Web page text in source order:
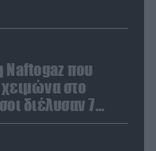
Naftogaz που
στο
διέλυσαν 7
του ουκρανικού